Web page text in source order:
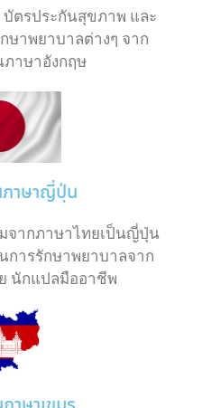
ตรประกันสุขภาพ และ
ษาพยาบาลต่างๆ จาก
าษาอังกฤษ
าษาญี่ปุ่น
จากภาษาไทยเป็นญี่ปุ่น
การรักษาพยาบาลจาก
นักแปลมืออาชีพ